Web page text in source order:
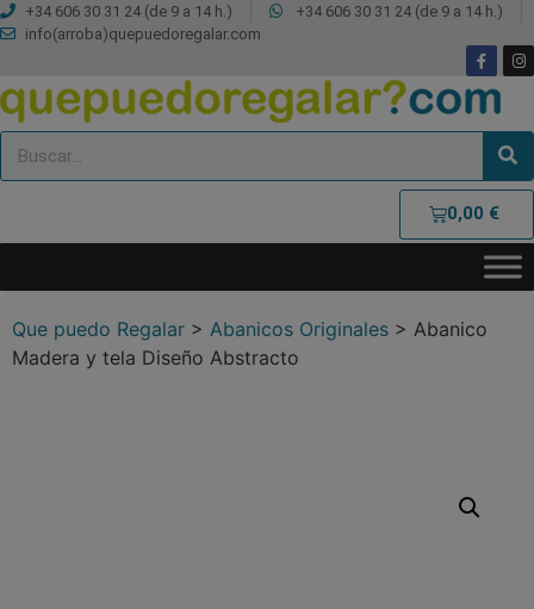
+34 606 30 31 24 (de 9 a 14 h.)
+34 606 30 31 24 (de 9 a 14 h.)
info(arroba)quepuedoregalar.com
0,00 €
Que puedo Regalar > Abanicos Originales > Abanico
Madera y tela Diseño Abstracto